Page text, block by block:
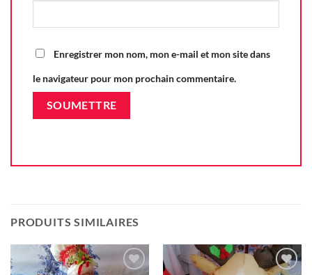
Enregistrer mon nom, mon e-mail et mon site dans
le navigateur pour mon prochain commentaire.
PRODUITS SIMILAIRES